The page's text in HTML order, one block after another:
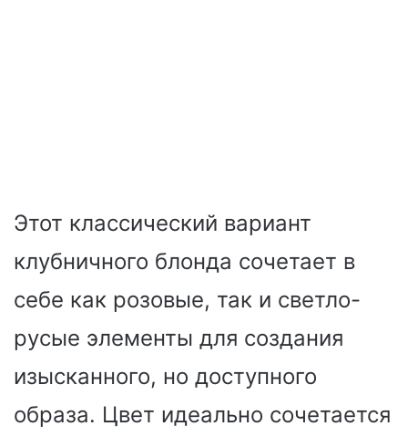
Этот классический вариант
клубничного блонда сочетает в
себе как розовые, так и светло-
русые элементы для создания
изысканного, но доступного
образа. Цвет идеально сочетается